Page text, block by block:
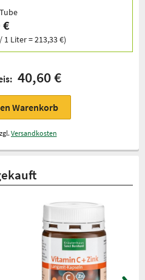
€
1 Liter = 213,33 €)
40,60 €
Warenkorb
Versandkosten